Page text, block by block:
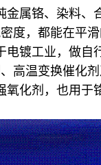
金属铬、染料、
度，都能在平
电镀工业，做
高温变换催化
氧化剂，也用